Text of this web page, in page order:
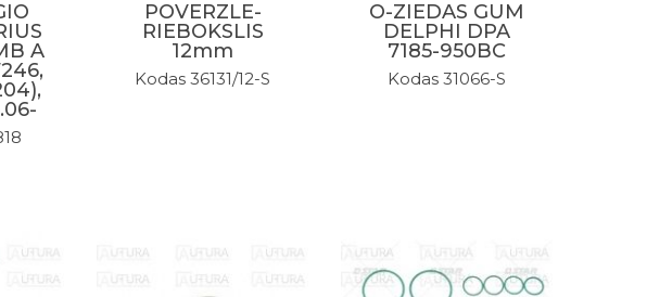
A
POVERZLE-
RIEBOKSLIS
12mm
Kodas 36131/12-S
O-ZIEDAS GUM
DELPHI DPA
7185-950BC
Kodas 31066-S